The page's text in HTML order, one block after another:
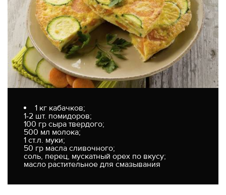
1 кг кабачков;
1-2 шт. помидоров;
100 гр сыра твердого;
500 мл молока;
1 ст.л. муки;
50 гр масла сливочного;
соль, перец, мускатный орех по вкусу;
масло растительное для смазывания